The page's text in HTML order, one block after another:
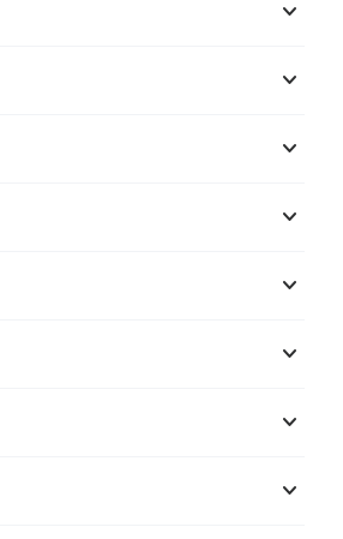
keyboard_arrow_down
keyboard_arrow_down
keyboard_arrow_down
keyboard_arrow_down
keyboard_arrow_down
keyboard_arrow_down
keyboard_arrow_down
keyboard_arrow_down